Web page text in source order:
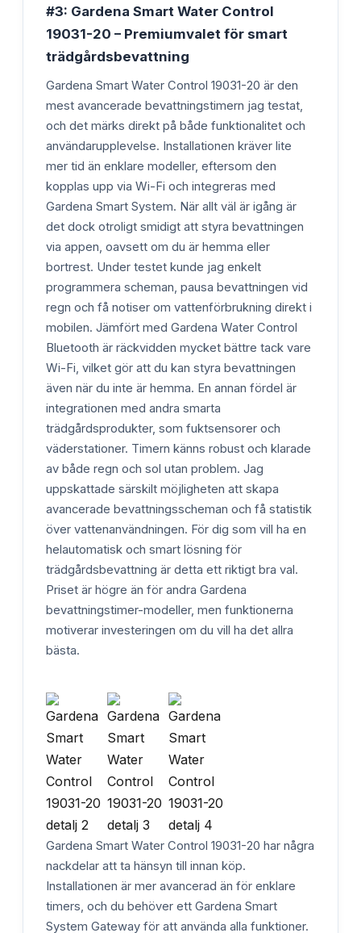
#3: Gardena Smart Water Control
19031-20 – Premiumvalet för smart
trädgårdsbevattning
Gardena Smart Water Control 19031-20 är den
mest avancerade bevattningstimern jag testat,
och det märks direkt på både funktionalitet och
användarupplevelse. Installationen kräver lite
mer tid än enklare modeller, eftersom den
kopplas upp via Wi-Fi och integreras med
Gardena Smart System. När allt väl är igång är
det dock otroligt smidigt att styra bevattningen
via appen, oavsett om du är hemma eller
bortrest. Under testet kunde jag enkelt
programmera scheman, pausa bevattningen vid
regn och få notiser om vattenförbrukning direkt i
mobilen. Jämfört med Gardena Water Control
Bluetooth är räckvidden mycket bättre tack vare
Wi-Fi, vilket gör att du kan styra bevattningen
även när du inte är hemma. En annan fördel är
integrationen med andra smarta
trädgårdsprodukter, som fuktsensorer och
väderstationer. Timern känns robust och klarade
av både regn och sol utan problem. Jag
uppskattade särskilt möjligheten att skapa
avancerade bevattningsscheman och få statistik
över vattenanvändningen. För dig som vill ha en
helautomatisk och smart lösning för
trädgårdsbevattning är detta ett riktigt bra val.
Priset är högre än för andra Gardena
bevattningstimer-modeller, men funktionerna
motiverar investeringen om du vill ha det allra
bästa.
Gardena Smart Water Control 19031-20 har några
nackdelar att ta hänsyn till innan köp.
Installationen är mer avancerad än för enklare
timers, och du behöver ett Gardena Smart
System Gateway för att använda alla funktioner.